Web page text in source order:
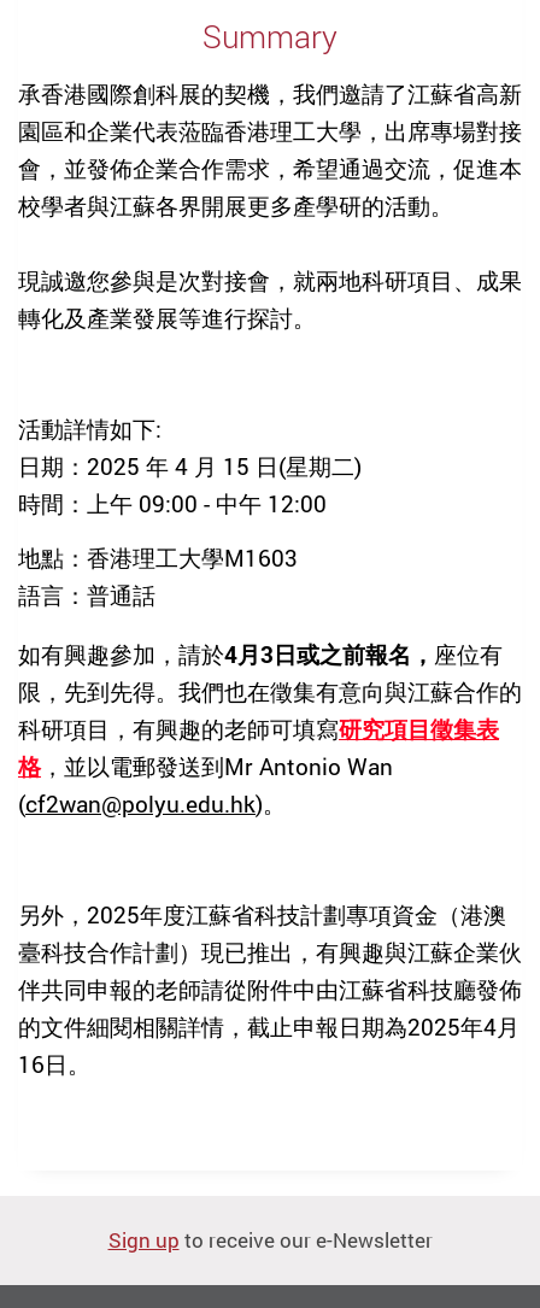
Summary
承香港國際創科展的契機，我們邀請了江蘇省高新
園區和企業代表蒞臨香港理工大學，出席專場對接
會，並發佈企業合作需求，希望通過交流，促進本
校學者與江蘇各界開展更多產學研的活動。
現誠邀您參與是次對接會，就兩地科研項目、成果
轉化及產業發展等進行探討。
活動詳情如下:
日期： 2025 年4 月 15 日(星期二)
時間：上午 09:00 - 中午 12:00
地點：香港理工大學M1603
語言：普通話
如有興趣參加，請於4月3日或之前報名， 座位有
限，先到先得。我們也在徵集有意向與江蘇合作的
科研項目，有興趣的老師可填寫研究項目徵集表
格，並以電郵發送到Mr Antonio Wan
(cf2wan@polyu.edu.hk)。
另外， 2025年度江蘇省科技計劃專項資金（港澳
臺科技合作計劃）現已推出，有興趣與江蘇企業伙
伴共同申報的老師請從附件中由江蘇省科技廳發佈
的文件細閱相關詳情，截止申報日期為2025年4月
16日。
Sign up to receive our e-Newsletter